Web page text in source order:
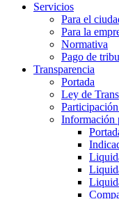
Servicios
Para el
Para la
Normativa
Pago de
Transparencia
Portada
Ley de
Información